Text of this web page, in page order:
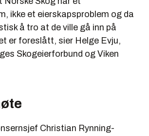
ikke et eierskapsproblem og da
å tro at de ville gå inn på
er foreslått, sier Helge Evju,
Skogeierforbund og Viken
Christian Rynning-